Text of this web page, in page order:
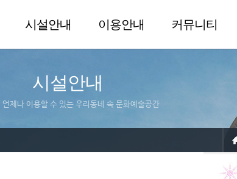
시설안내 이용안내 커뮤니티
시설안내
언제나 이용할 수 있는 우리동네 속 문화예술공간